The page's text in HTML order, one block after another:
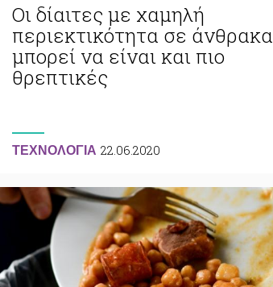
Οι δίαιτες με χαμηλή
περιεκτικότητα σε άνθρακα
μπορεί να είναι και πιο
θρεπτικές
ΤΕΧΝΟΛΟΓΙΑ 22.06.2020